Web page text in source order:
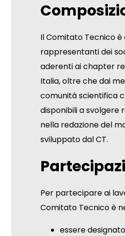
Il Comitato Tecnico
rappresentanti dei
aderenti ai chapter
Italia, oltre che dai
comunità scientifica
disponibili a svolgere
nella redazione del
sviluppato dal CT.
Per partecipare ai
Comitato Tecnico è
essere